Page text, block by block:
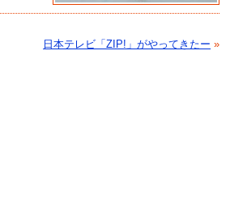
日本テレビ「ZIP!」がやってきたー »